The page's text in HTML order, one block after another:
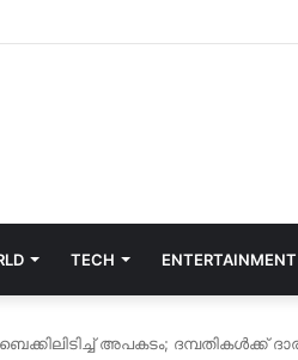
TECH ENTERTAINMENT
അപകടം; ദമ്പതികൾക്ക്